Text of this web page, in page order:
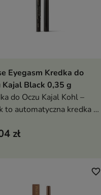
Dodaj do koszyka
Eyegasm Kredka do
Kajal Black 0,35 g
do Oczu Kajal Kohl –
to automatyczna kredka o
konsystencji.
zł
favorite_border